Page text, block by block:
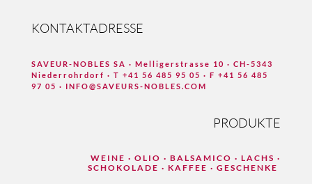
KONTAKTADRESSE
SAVEUR-NOBLES SA · Melligerstrasse 10 · CH-5343
Niederrohrdorf · T +41 56 485 95 05 · F +41 56 485
97 05 · INFO@SAVEURS-NOBLES.COM
PRODUKTE
WEINE ·OLIO ·BALSAMICO · LACHS·
SCHOKOLADE · KAFFEE ·GESCHENKE